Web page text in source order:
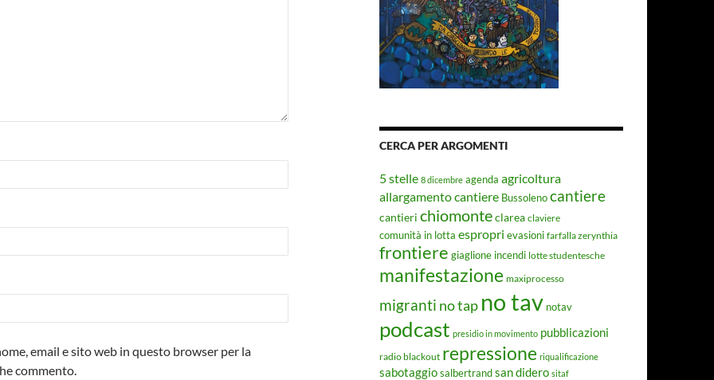
email e sito web in questo browser per la
commento.
CERCA PER ARGOMENTI
5 stelle 8 dicembre agenda agricoltura
allargamento cantiere Bussolenocantiere
cantieri chiomonteclarea claviere
comunità in lotta espropri evasioni farfalla zerynthia
frontiere giaglione incendi lotte studentesche
manifestazione maxiprocesso
migranti no tap no tav notav
podcast presidio in movimento pubblicazioni
radio blackout repressione riqualificazione
sabotaggiosalbertrandsan didero sitaf